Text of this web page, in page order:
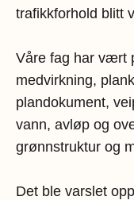
trafikkforhold blitt
Våre fag har vært
medvirkning,
plandokument,
vann, avløp og
grønnstruktur og
Det ble varslet